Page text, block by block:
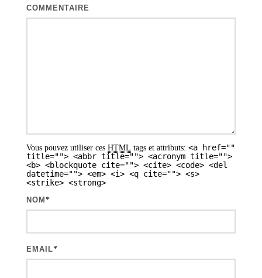
COMMENTAIRE
Vous pouvez utiliser ces HTML tags et attributs: <a href=""
title=""> <abbr title=""> <acronym title="">
<b> <blockquote cite=""> <cite> <code> <del
datetime=""> <em> <i> <q cite=""> <s>
<strike> <strong>
NOM *
EMAIL*